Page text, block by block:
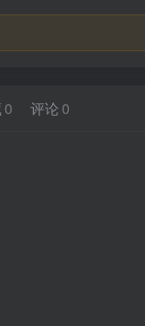
0 评论 0